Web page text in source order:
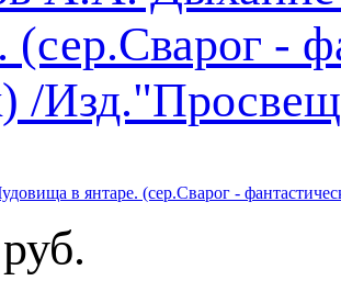
в янтаре. (сер.Сварог -
руб.